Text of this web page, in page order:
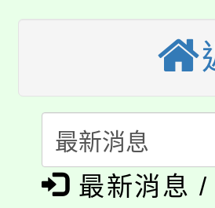
視費優惠，
半價優惠
者。
大園自造教
份教師增能
大溪自造
份教師研習
淨零綠生活
會
115年食農
程
「本色祭」
最新消息 /